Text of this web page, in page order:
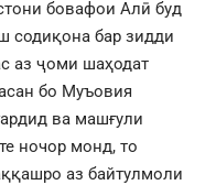
бовафои Алӣ буд
содиқона бар зидди
аз ҷоми шаҳодат
бо Муъовия
ва машғули
ночор монд, то
аз байтулмоли